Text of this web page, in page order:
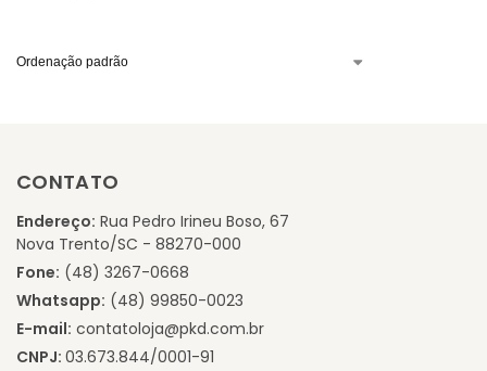
CONTATO
Endereço: Rua Pedro Irineu Boso, 67
Nova Trento/SC - 88270-000
Fone: (48) 3267-0668
Whatsapp: (48) 99850-0023
E-mail: contatoloja@pkd.com.br
CNPJ: 03.673.844/0001-91